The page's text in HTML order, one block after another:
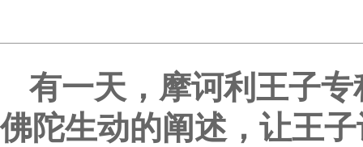
有一天，摩诃利王子
佛陀生动的阐述，让王